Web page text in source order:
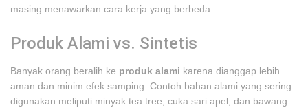
masing menawarkan cara kerja yang berbeda.
Produk Alami vs. Sintetis
Banyak orang beralih ke produk alami karena dianggap lebih
aman dan minim efek samping. Contoh bahan alami yang sering
digunakan meliputi minyak tea tree, cuka sari apel, dan bawang